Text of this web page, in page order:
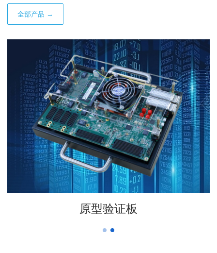
全部产品 →
查看详情
原型验证板